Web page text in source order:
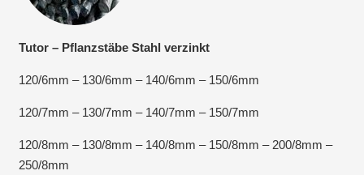
Tutor – Pflanzstäbe Stahl verzinkt
120/6mm – 130/6mm – 140/6mm – 150/6mm
120/7mm – 130/7mm – 140/7mm – 150/7mm
120/8mm – 130/8mm – 140/8mm – 150/8mm – 200/8mm –
250/8mm